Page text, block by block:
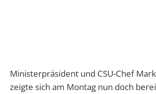
Ministerpräsident und CSU-Chef
zeigte sich am Montag nun doch